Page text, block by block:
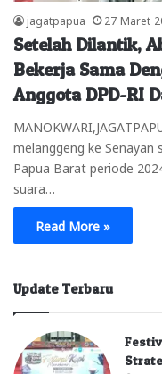
jagatpapua 27 Maret
Setelah Dilantik,
Bekerja Sama
Anggota DPD-RI
melanggeng ke Senayan
Papua Barat periode
suara…
Read More »
Update Terbaru